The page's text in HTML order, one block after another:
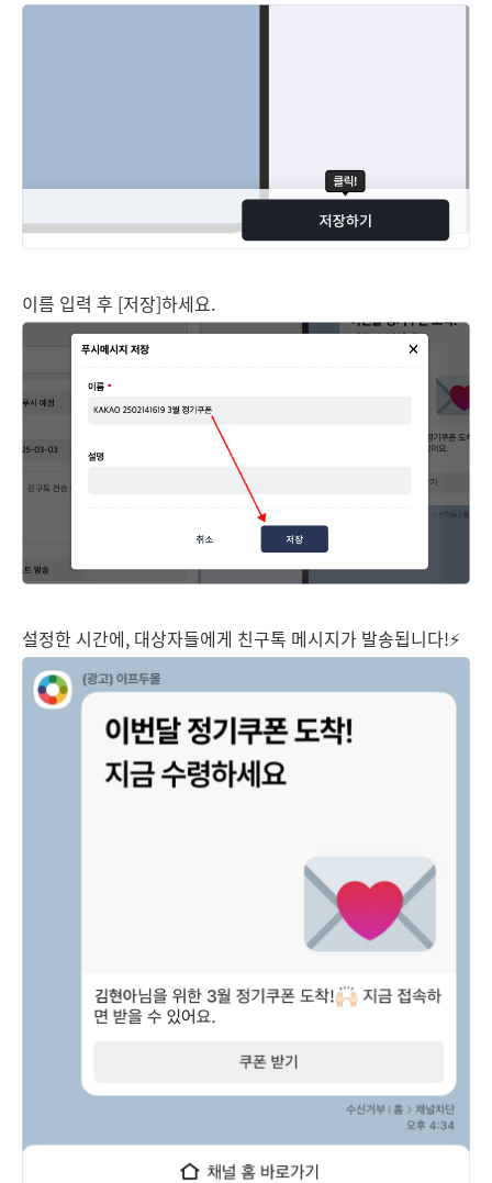
이름 입력 후 [저장]하세요.
설정한 시간에, 대상자들에게 친구톡 메시지가 발송됩니다!⚡️